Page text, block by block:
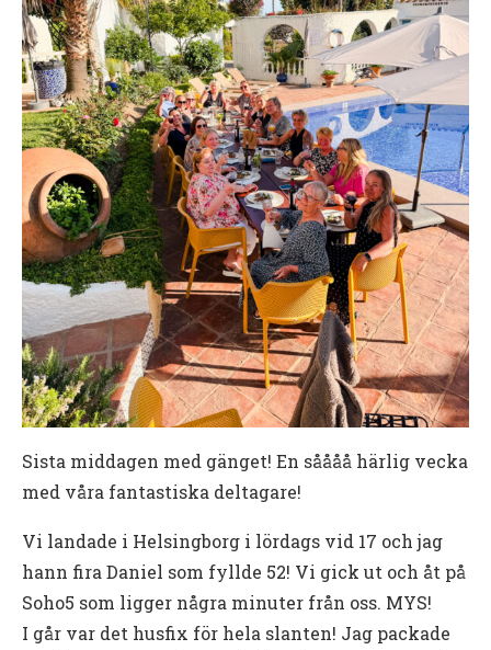
Sista middagen med gänget! En såååå härlig vecka
med våra fantastiska deltagare!
Vi landade i Helsingborg i lördags vid 17 och jag
hann fira Daniel som fyllde 52! Vi gick ut och åt på
Soho5 som ligger några minuter från oss. MYS!
I går var det husfix för hela slanten! Jag packade